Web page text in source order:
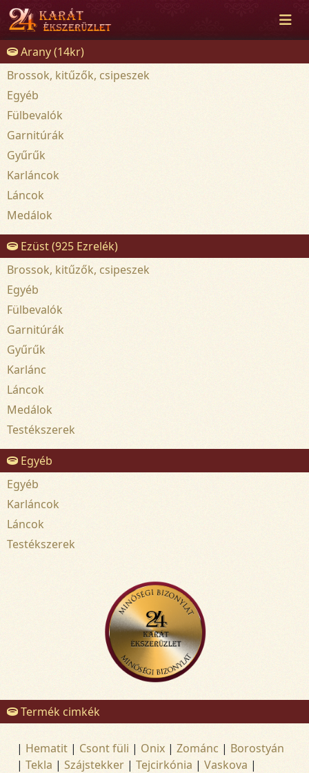
Arany (14kr)
Brossok, kitűzők, csipeszek
Egyéb
Fülbevalók
Garnitúrák
Gyűrűk
Karláncok
Láncok
Medálok
Ezüst (925 Ezrelék)
Brossok, kitűzők, csipeszek
Egyéb
Fülbevalók
Garnitúrák
Gyűrűk
Karlánc
Láncok
Medálok
Testékszerek
Egyéb
Egyéb
Karláncok
Láncok
Testékszerek
Termék cimkék
| Hematit | Csont füli | Onix | Zománc | Borostyán
| Tekla | Szájstekker | Tejcirkónia | Vaskova |